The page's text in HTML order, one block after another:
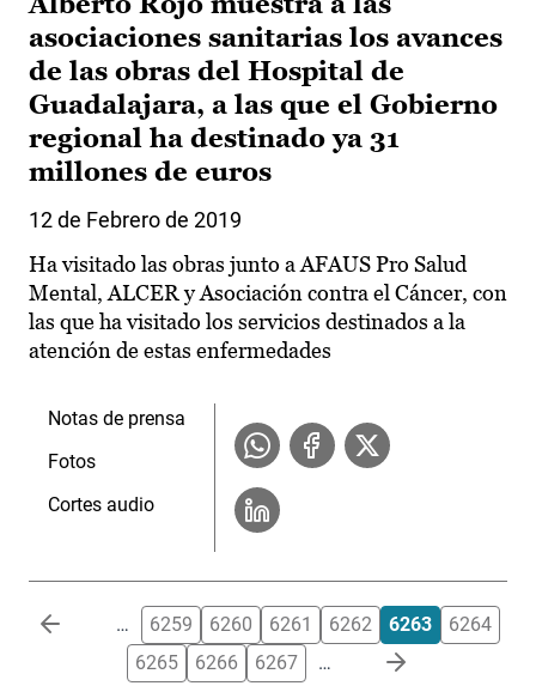
asociaciones sanitarias los avances
de las obras del Hospital de
Guadalajara, a las que el Gobierno
regional ha destinado ya 31
millones de euros
12 de Febrero de 2019
Ha visitado las obras junto a AFAUS Pro Salud
Mental, ALCER y Asociación contra el Cáncer, con
las que ha visitado los servicios destinados a la
atención de estas enfermedades
Notas de prensa
Fotos
Cortes audio
Paginación … 6259 6260 6261 6262 6263
6264
6265
6266 6267 …